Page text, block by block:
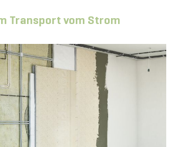
Transport vom Strom